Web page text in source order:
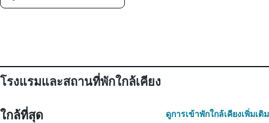
โรงแรมและสถานที่พักใกล้เคียง
ใกล้ที่สุด ดูการเข้าพักใกล้เคียงเพิ่มเติม